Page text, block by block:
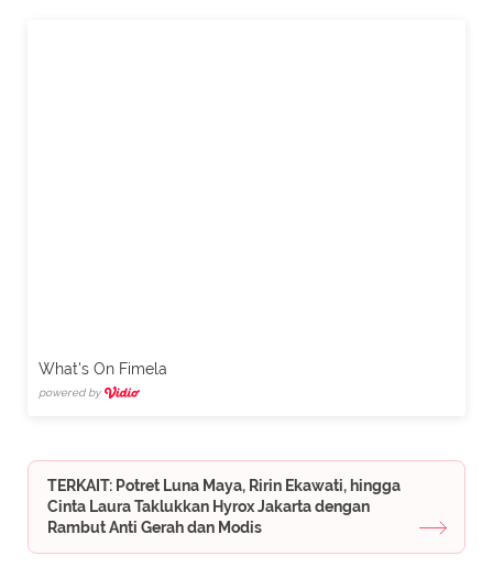
What's On Fimela
powered by
TERKAIT: Potret Luna Maya, Ririn Ekawati, hingga
Cinta Laura Taklukkan Hyrox Jakarta dengan
Rambut Anti Gerah dan Modis